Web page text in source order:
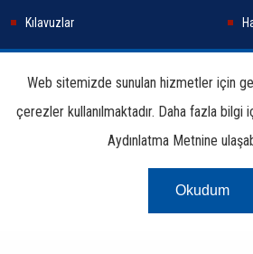
Kılavuzlar
Araştırma ve Yayınlar
Kullanım
Koşulları
Web sitemizde sunulan hizmetler için
çerezler kullanılmaktadır. Daha fazla bilgi
Aydınlatma Metnine
Okudum